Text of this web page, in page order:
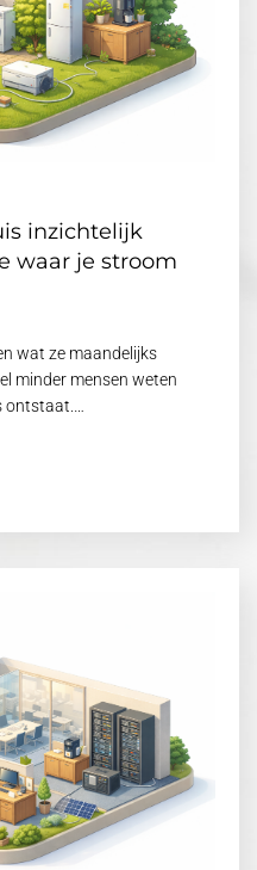
inzichtelijk
waar je stroom
wat ze maandelijks
minder mensen weten